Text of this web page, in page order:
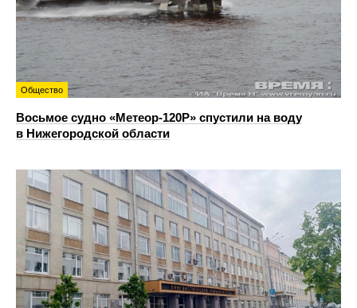
Общество
Восьмое судно «Метеор-120Р» спустили на воду
в Нижегородской области